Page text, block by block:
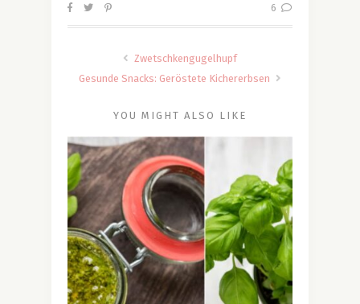
6
Zwetschkengugelhupf
Gesunde Snacks: Geröstete Kichererbsen
YOU MIGHT ALSO LIKE